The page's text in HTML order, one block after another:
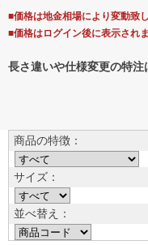
■価格は地金相場により変動致し
■価格はログイン後に表示されま
長さ違いや仕様変更の特注
商品の特徴：
サイズ：
並べ替え：